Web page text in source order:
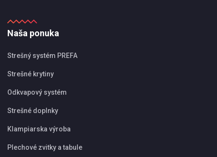
Naša ponuka
Strešný systém PREFA
Strešné krytiny
Odkvapový systém
Strešné doplnky
Klampiarska výroba
Plechové zvitky a tabule